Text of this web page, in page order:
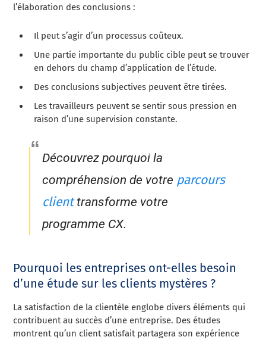
l’élaboration des conclusions :
Il peut s’agir d’un processus coûteux.
Une partie importante du public cible peut se trouver
en dehors du champ d’application de l’étude.
Des conclusions subjectives peuvent être tirées.
Les travailleurs peuvent se sentir sous pression en
raison d’une supervision constante.
Découvrez pourquoi la
compréhension de votre parcours
clienttransforme votre
programme CX.
Pourquoi les entreprises ont-elles besoin
d’une étude sur les clients mystères ?
La satisfaction de la clientèle englobe divers éléments qui
contribuent au succès d’une entreprise. Des études
montrent qu’un client satisfait partagera son expérience